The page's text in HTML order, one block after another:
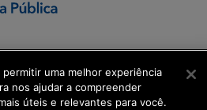
uma melhor experiência
nos ajudar a compreender
úteis e relevantes para você.